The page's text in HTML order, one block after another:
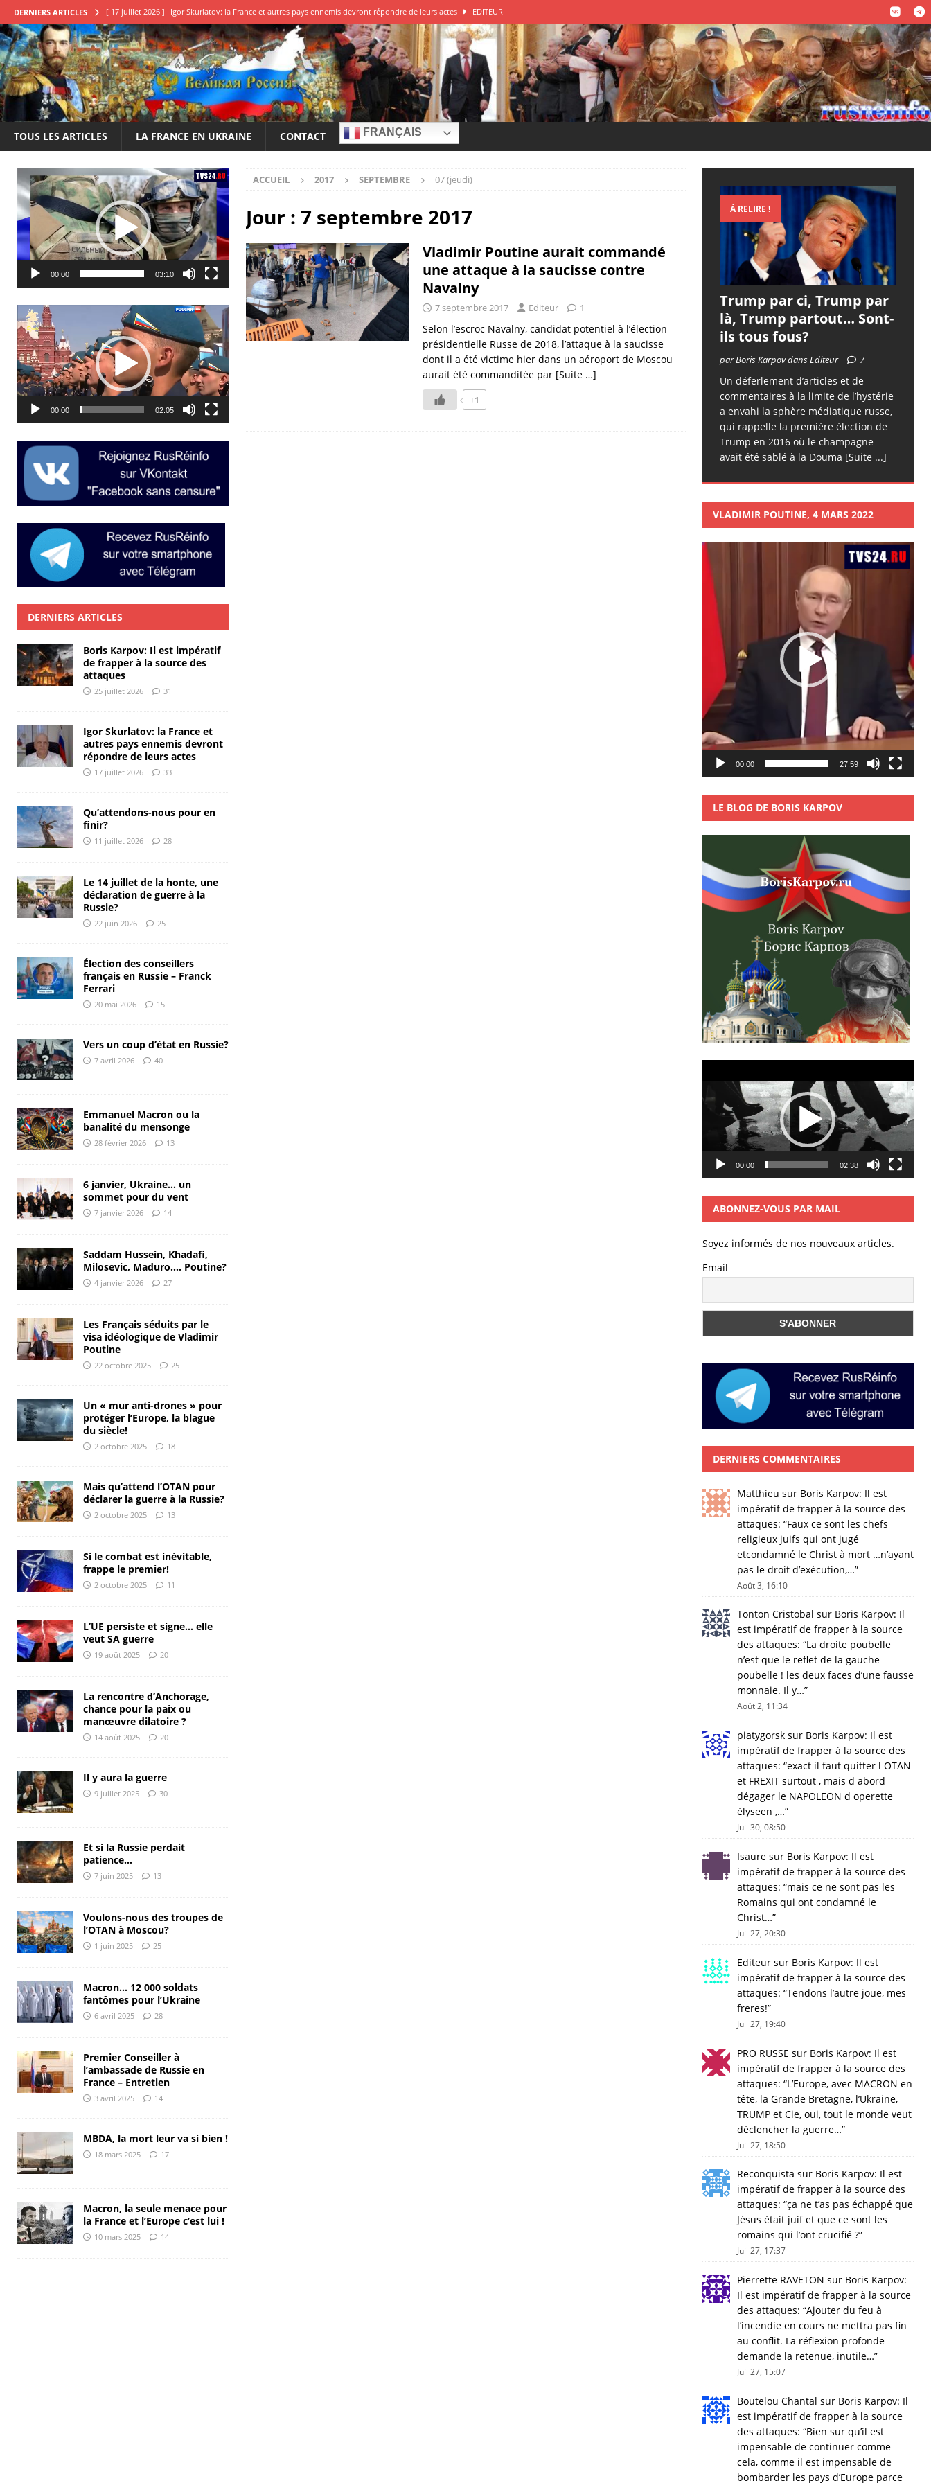
DERNIERS ARTICLES [ 17 juillet 2026 ] Igor Skurlatov: la France et autres pays ennemis devront répondre de leurs actes EDITEUR
[ 11 juillet 2026 ] Qu’attendons-nous pour en finir? EDITEUR
[ 22 juin 2026 ] Le 14 juillet de la honte, une déclaration de guerre à la Russie? EDITEUR
[ 20 mai 2026 ] Élection des conseillers français en Russie – Franck Ferrari EDITEUR
[ 25 juillet 2026 ] Boris Karpov: Il est impératif de frapper à la source des attaques EDITEUR
TOUS LES ARTICLES LA FRANCE EN UKRAINE CONTACT FRANÇAIS
ACCUEIL 2017 SEPTEMBRE 07 (jeudi)
Jour : 7 septembre 2017
Vladimir Poutine aurait commandé
une attaque à la saucisse contre
Navalny
7 septembre 2017 Editeur 1
Selon l’escroc Navalny, candidat potentiel à l’élection
présidentielle Russe de 2018, l’attaque à la saucisse
dont il a été victime hier dans un aéroport de Moscou
aurait été commanditée par [Suite …]
+1
Lecteur
vidéo
00:00 03:10
Lecteur
vidéo
00:00 02:05
DERNIERS ARTICLES
Boris Karpov: Il est impératif
de frapper à la source des
attaques
25 juillet 2026 31
Igor Skurlatov: la France et
autres pays ennemis devront
répondre de leurs actes
17 juillet 2026 33
Qu’attendons-nous pour en
finir?
11 juillet 2026 28
Le 14 juillet de la honte, une
déclaration de guerre à la
Russie?
22 juin 2026 25
Élection des conseillers
français en Russie – Franck
Ferrari
20 mai 2026 15
Vers un coup d’état en Russie?
7 avril 2026 40
Emmanuel Macron ou la
banalité du mensonge
28 février 2026 13
6 janvier, Ukraine… un
sommet pour du vent
7 janvier 2026 14
Saddam Hussein, Khadafi,
Milosevic, Maduro…. Poutine?
4 janvier 2026 27
Les Français séduits par le
visa idéologique de Vladimir
Poutine
22 octobre 2025 25
Un « mur anti-drones » pour
protéger l’Europe, la blague
du siècle!
2 octobre 2025 18
Mais qu’attend l’OTAN pour
déclarer la guerre à la Russie?
2 octobre 2025 13
Si le combat est inévitable,
frappe le premier!
2 octobre 2025 11
L’UE persiste et signe… elle
veut SA guerre
19 août 2025 20
La rencontre d’Anchorage,
chance pour la paix ou
manœuvre dilatoire ?
14 août 2025 20
Il y aura la guerre
9 juillet 2025 30
Et si la Russie perdait
patience…
7 juin 2025 13
Voulons-nous des troupes de
l’OTAN à Moscou?
1 juin 2025 25
Macron… 12 000 soldats
fantômes pour l’Ukraine
6 avril 2025 28
Premier Conseiller à
l’ambassade de Russie en
France – Entretien
3 avril 2025 14
MBDA, la mort leur va si bien !
18 mars 2025 17
Macron, la seule menace pour
la France et l’Europe c’est lui !
10 mars 2025 14
À RELIRE !
Trump par ci, Trump par
là, Trump partout… Sont-
ils tous fous?
par Boris Karpov dans Editeur 7
Un déferlement d’articles et de
commentaires à la limite de l’hystérie
a envahi la sphère médiatique russe,
qui rappelle la première élection de
Trump en 2016 où le champagne
avait été sablé à la Douma [Suite ...]
VLADIMIR POUTINE, 4 MARS 2022
Lecteur
vidéo
00:00 27:59
LE BLOG DE BORIS KARPOV
vidéo
00:00 02:38
ABONNEZ-VOUS PAR MAIL
Soyez informés de nos nouveaux articles.
Email
DERNIERS COMMENTAIRES
Matthieu sur Boris Karpov: Il est
impératif de frapper à la source des
attaques: “Faux ce sont les chefs
religieux juifs qui ont jugé
etcondamné le Christ à mort …n’ayant
pas le droit d’exécution,…”
Août 3, 16:10
Tonton Cristobal sur Boris Karpov: Il
est impératif de frapper à la source
des attaques: “La droite poubelle
n’est que le reflet de la gauche
poubelle ! les deux faces d’une fausse
monnaie. Il y…”
Août 2, 11:34
piatygorsksur Boris Karpov: Il est
impératif de frapper à la source des
attaques: “exact il faut quitter l OTAN
et FREXIT surtout , mais d abord
dégager le NAPOLEON d operette
élyseen ,…”
Juil 30, 08:50
Isauresur Boris Karpov: Il est
impératif de frapper à la source des
attaques: “mais ce ne sont pas les
Romains qui ont condamné le
Christ…”
Juil 27, 20:30
Editeursur Boris Karpov: Il est
impératif de frapper à la source des
attaques: “Tendons l’autre joue, mes
freres!”
Juil 27, 19:40
PRO RUSSE sur Boris Karpov: Il est
impératif de frapper à la source des
attaques: “L’Europe, avec MACRON en
tête, la Grande Bretagne, l’Ukraine,
TRUMP et Cie, oui, tout le monde veut
déclencher la guerre…”
Juil 27, 18:50
Reconquista sur Boris Karpov: Il est
impératif de frapper à la source des
attaques: “ça ne t’as pas échappé que
Jésus était juif et que ce sont les
romains qui l’ont crucifié ?”
Juil 27, 17:37
Pierrette RAVETON sur Boris Karpov:
Il est impératif de frapper à la source
des attaques: “Ajouter du feu à
l’incendie en cours ne mettra pas fin
au conflit. La réflexion profonde
demande la retenue, inutile…”
Juil 27, 15:07
Boutelou Chantal sur Boris Karpov: Il
est impératif de frapper à la source
des attaques: “Bien sur qu’il est
impensable de continuer comme
cela, comme il est impensable de
bombarder les pays d’Europe parce